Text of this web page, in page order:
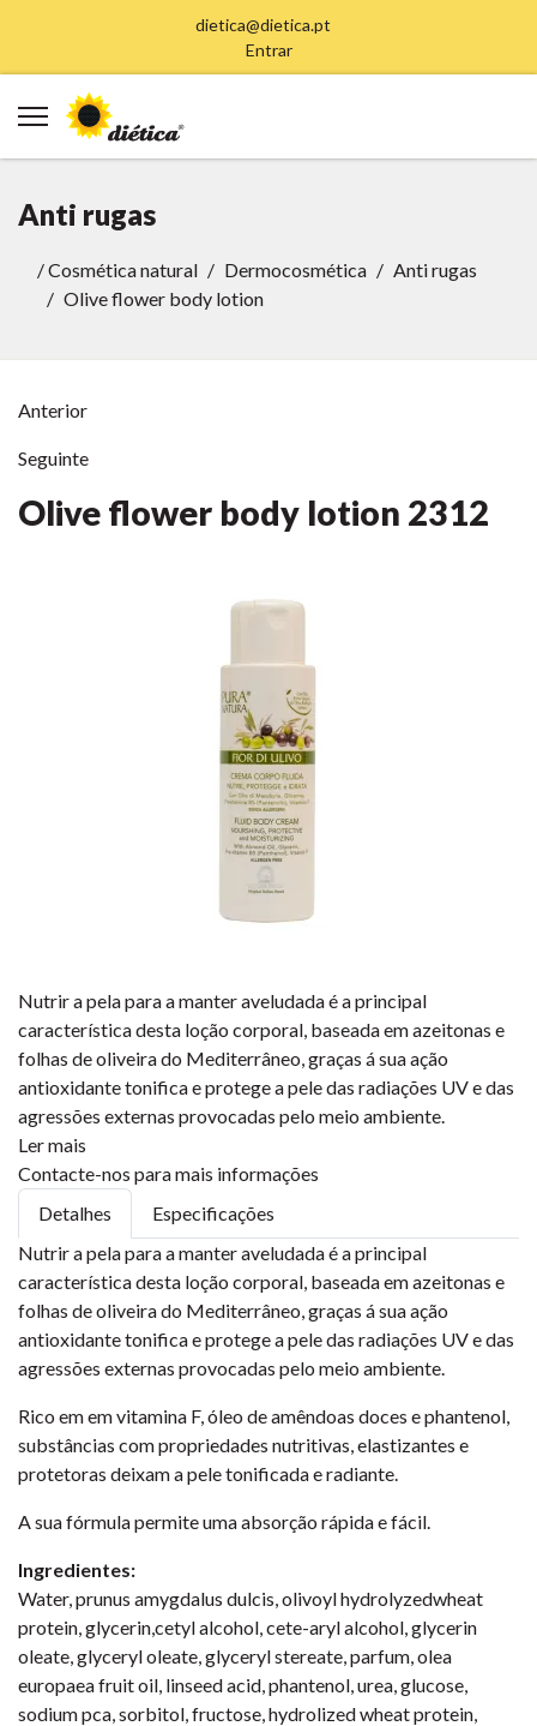
dietica@dietica.pt
Entrar
Anti rugas
/Cosmética natural Dermocosmética
Anti rugas
Olive flower body lotion
Anterior
Seguinte
Olive flower body lotion 2312
Nutrir a pela para a manter aveludada é a principal
característica desta loção corporal, baseada em azeitonas e
folhas de oliveira do Mediterrâneo, graças á sua ação
antioxidante tonifica e protege a pele das radiações UV e das
agressões externas provocadas pelo meio ambiente.
Ler mais
Contacte-nos para mais informações
Detalhes
Especificações
Nutrir a pela para a manter aveludada é a principal
característica desta loção corporal, baseada em azeitonas e
folhas de oliveira do Mediterrâneo, graças á sua ação
antioxidante tonifica e protege a pele das radiações UV e das
agressões externas provocadas pelo meio ambiente.
Rico em em vitamina F, óleo de amêndoas doces e phantenol,
substâncias com propriedades nutritivas, elastizantes e
protetoras deixam a pele tonificada e radiante.
A sua fórmula permite uma absorção rápida e fácil.
Ingredientes:
Water, prunus amygdalus dulcis, olivoyl hydrolyzedwheat
protein, glycerin,cetyl alcohol, cete-aryl alcohol, glycerin
oleate, glyceryl oleate, glyceryl stereate, parfum, olea
europaea fruit oil, linseed acid, phantenol, urea, glucose,
sodium pca, sorbitol, fructose, hydrolized wheat protein,